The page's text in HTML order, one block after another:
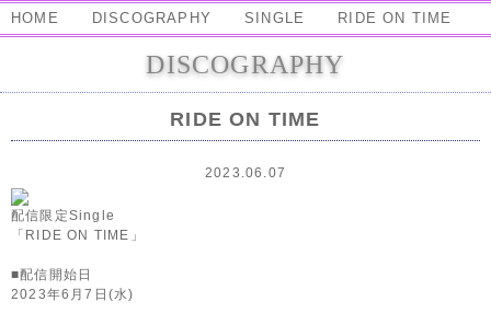
HOME DISCOGRAPHY SINGLE RIDE ON TIME
DISCOGRAPHY
RIDE ON TIME
2023.06.07
配信限定Single
「RIDE ON TIME」
■配信開始日
2023年6月7日(水)